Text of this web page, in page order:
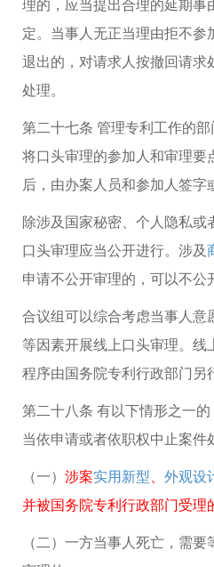
定。当事人无正当理由拒不参
退出的，对请求人按撤回请求
处理。
第二十七条 管理专利工作的
将口头审理的参加人和审理要
后，由办案人员和参加人签字
除涉及国家秘密、个人隐私或
口头审理应当公开进行。涉及
申请不公开审理的，可以不公
合议组可以综合考虑当事人意
等因素开展线上口头审理。线
程序由国务院专利行政部门另
第二十八条 有以下情形之一
当依申请或者依职权中止案件
（一） 涉案实用新型 外观设
并被国务院专利行政部门受理
（二）一方当事人死亡，需